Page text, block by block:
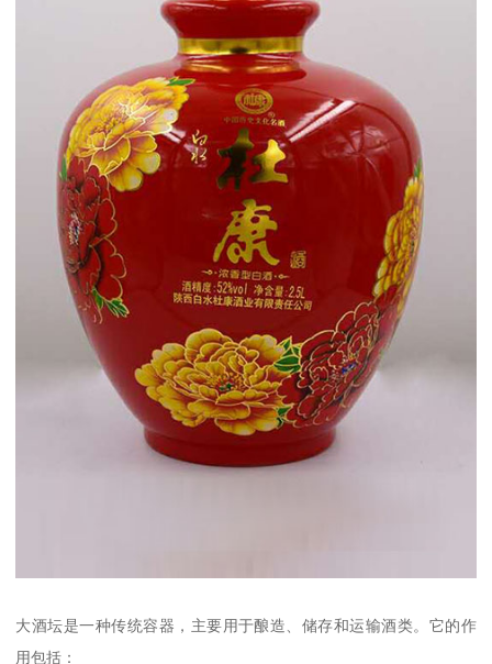
大酒坛是一种传统容器，主要用于酿造、储存和运输酒类。它的作
用包括：